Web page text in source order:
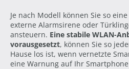
Je nach Modell können Sie so
externe Alarmsirene oder
ansteuern. Eine stabile WLAN-
vorausgesetzt, können Sie so
Hause los ist, wenn vernetzte
eine Warnung auf Ihr